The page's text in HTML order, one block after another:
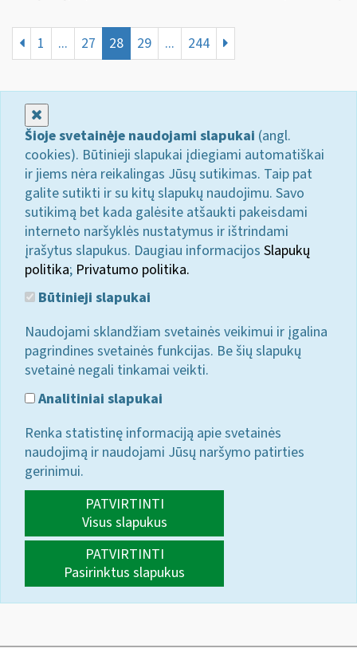
1 ... 27 28 29 ... 244
Šioje svetainėje naudojami slapukai (angl.
cookies). Būtinieji slapukai įdiegiami automatiškai
ir jiems nėra reikalingas Jūsų sutikimas. Taip pat
galite sutikti ir su kitų slapukų naudojimu. Savo
sutikimą bet kada galėsite atšaukti pakeisdami
interneto naršyklės nustatymus ir ištrindami
įrašytus slapukus. Daugiau informacijos Slapukų
politika; Privatumo politika.
Būtinieji slapukai
Naudojami sklandžiam svetainės veikimui ir įgalina
pagrindines svetainės funkcijas. Be šių slapukų
svetainė negali tinkamai veikti.
Analitiniai slapukai
Renka statistinę informaciją apie svetainės
naudojimą ir naudojami Jūsų naršymo patirties
gerinimui.
PATVIRTINTI
Visus slapukus
PATVIRTINTI
Pasirinktus slapukus